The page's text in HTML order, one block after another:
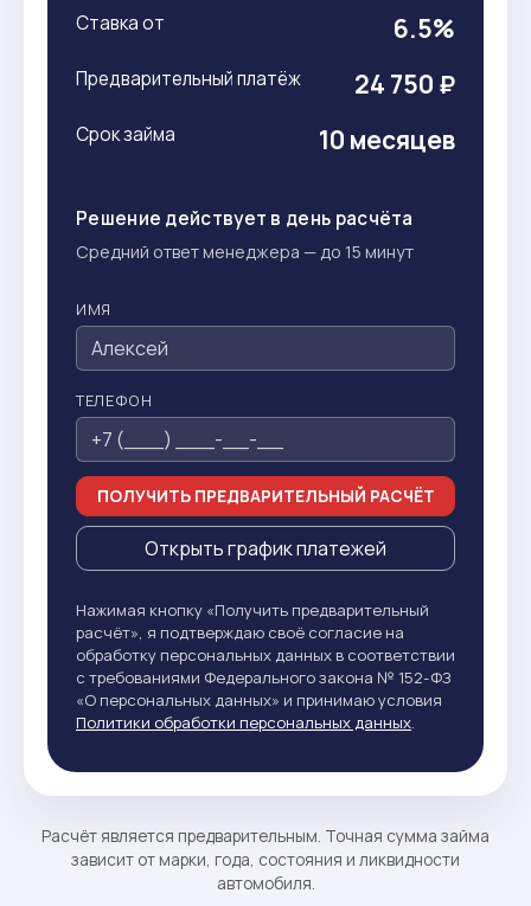
Ставка от 6.5%
Предварительный платёж 24 750 ₽
Срок займа 10 месяцев
Решение действует в день расчёта
Средний ответ менеджера — до 15 минут
ИМЯ
ТЕЛЕФОН
ПОЛУЧИТЬ ПРЕДВАРИТЕЛЬНЫЙ РАСЧЁТ
Открыть график платежей
Нажимая кнопку «Получить предварительный
расчёт», я подтверждаю своё согласие на
обработку персональных данных в соответствии
с требованиями Федерального закона № 152-ФЗ
«О персональных данных» и принимаю условия
Политики обработки персональных данных.
Расчёт является предварительным. Точная сумма займа
зависит от марки, года, состояния и ликвидности
автомобиля.